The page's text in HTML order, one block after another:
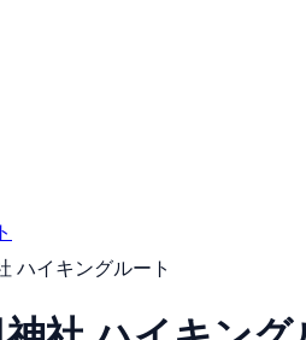
ハイキングルート